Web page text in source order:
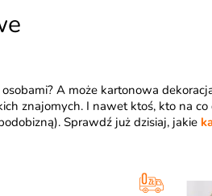
A może kartonowa
znajomych. I nawet ktoś, kto na
Sprawdź już dzisiaj, jakie